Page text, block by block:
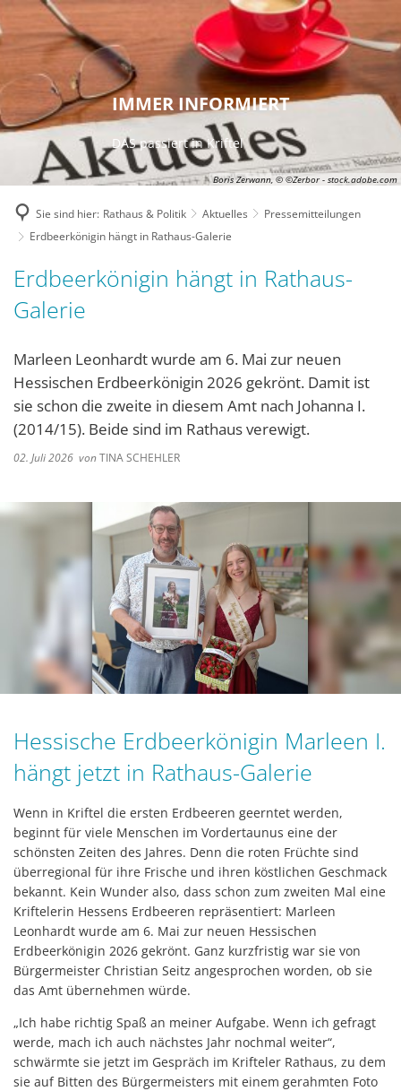
Boris Zerwann, © ©Zerbor - stock.adobe.com
IMMER INFORMIERT
DAS passiert in Kriftel
Sie sind hier: Rathaus & Politik Aktuelles
Pressemitteilungen
Erdbeerkönigin hängt in Rathaus-Galerie
Erdbeerkönigin hängt in Rathaus-
Galerie
Marleen Leonhardt wurde am 6. Mai zur neuen
Hessischen Erdbeerkönigin 2026 gekrönt. Damit ist
sie schon die zweite in diesem Amt nach Johanna I.
(2014/15). Beide sind im Rathaus verewigt.
02. Juli 2026 vonTINA SCHEHLER
Hessische Erdbeerkönigin Marleen I.
hängt jetzt in Rathaus-Galerie
Wenn in Kriftel die ersten Erdbeeren geerntet werden,
beginnt für viele Menschen im Vordertaunus eine der
schönsten Zeiten des Jahres. Denn die roten Früchte sind
überregional für ihre Frische und ihren köstlichen Geschmack
bekannt. Kein Wunder also, dass schon zum zweiten Mal eine
Kriftelerin Hessens Erdbeeren repräsentiert: Marleen
Leonhardt wurde am 6. Mai zur neuen Hessischen
Erdbeerkönigin 2026 gekrönt. Ganz kurzfristig war sie von
Bürgermeister Christian Seitz angesprochen worden, ob sie
das Amt übernehmen würde.
„Ich habe richtig Spaß an meiner Aufgabe. Wenn ich gefragt
werde, mach ich auch nächstes Jahr nochmal weiter“,
schwärmte sie jetzt im Gespräch im Krifteler Rathaus, zu dem
sie auf Bitten des Bürgermeisters mit einem gerahmten Foto